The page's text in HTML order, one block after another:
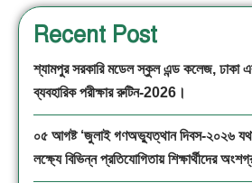
Recent Post
শ্যামপুর সরকারি মডেল স্কুল এন্ড কলেজ, ঢাকা এর
ব্যবহারিক পরীক্ষার রুটিন-2026।
০৫ আগষ্ট ‘জুলাই গণঅভ্যুত্থান দিবস-২০২৬
লক্ষ্যে বিভিন্ন প্রতিযোগিতায় শিক্ষার্থীদের